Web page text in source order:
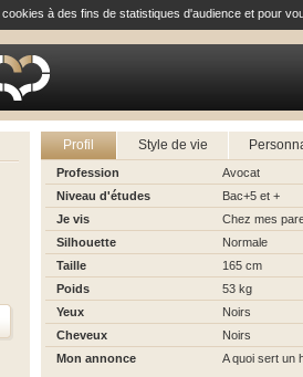
à des fins de statistiques d'audience et pour
Profil Style de vie
Profession
Avocat
Niveau d'études
Bac+5 et +
Je vis
Chez mes
Silhouette
Normale
Taille
165 cm
Poids
53 kg
Yeux
Noirs
Cheveux
Noirs
Mon annonce
A quoi sert un